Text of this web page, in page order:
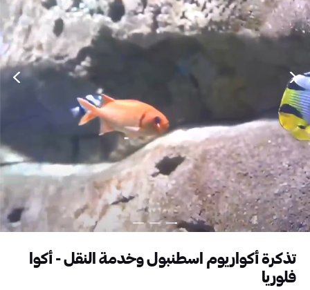
تذكرة أكواريوم اسطنبول وخدمة النقل - أكوا
فلوريا